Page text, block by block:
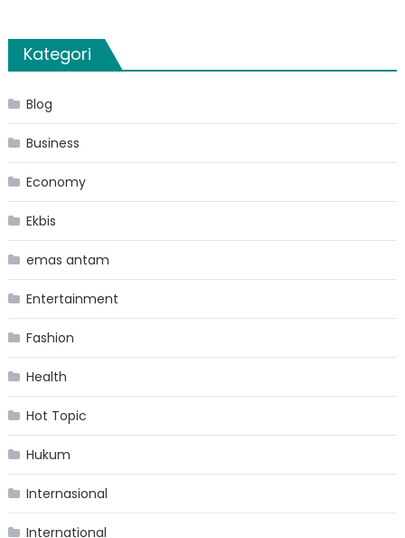
Kategori
Blog
Business
Economy
Ekbis
emas antam
Entertainment
Fashion
Health
Hot Topic
Hukum
Internasional
International